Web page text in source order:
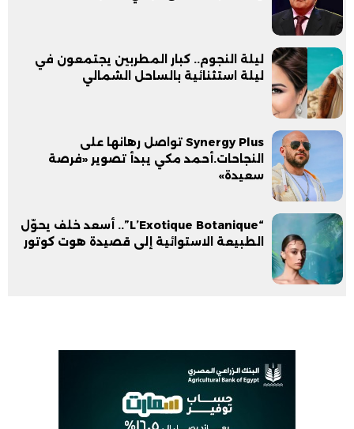
ليلة النجوم.. كبار المطربين يجتمعون في
ليلة استثنائية بالساحل الشمالي
Synergy Plus تواصل رهانها على
النجاحات.أحمد مكي يبدأ تصوير «فرصة
سعيدة»
“L’Exotique Botanique”.. أسعد خلف يحوّل
الطبيعة الاستوائية إلى قصيدة هوت كوتور